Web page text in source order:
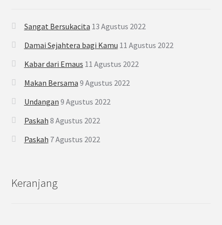
Sangat Bersukacita 13 Agustus 2022
Damai Sejahtera bagi Kamu 11 Agustus 2022
Kabar dari Emaus 11 Agustus 2022
Makan Bersama 9 Agustus 2022
Undangan 9 Agustus 2022
Paskah 8 Agustus 2022
Paskah 7 Agustus 2022
Keranjang